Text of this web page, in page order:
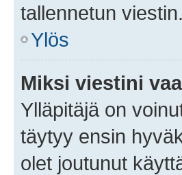
tallennetun
Ylös
Miksi viestini
Ylläpitäjä on
täytyy ensin
olet joutunut